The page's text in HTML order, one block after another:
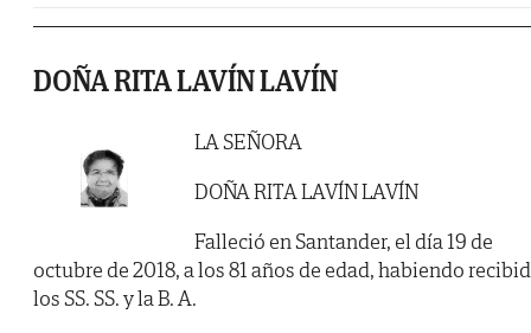
DOÑA RITA LAVÍN LAVÍN
LA SEÑORA
DOÑA RITA LAVÍN LAVÍN
Falleció en Santander, el día 19 de
octubre de 2018, a los 81 años de edad, habiendo
los SS. SS. y la B. A.